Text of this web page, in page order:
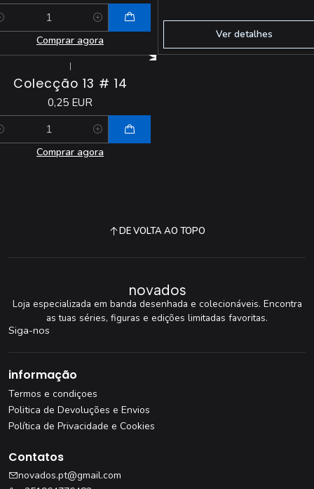
Comprar agora
Ver detalhes
|
Colecção 13 # 14
0,25 EUR
Comprar agora
DE VOLTA AO TOPO
novados
Loja especializada em banda desenhada e colecionáveis. Encontra
as tuas séries, figuras e edições limitadas favoritas.
Siga-nos
informação
Termos e condiçoes
Politica de Devoluções e Envios
Política de Privacidade e Cookies
Contatos
novados.pt@gmail.com